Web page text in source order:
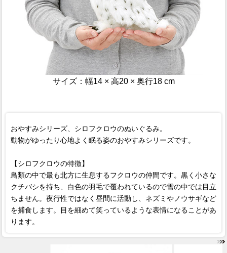
サイズ：幅14 × 高20 × 奥行18 cm
おやすみシリーズ、シロフクロウのぬいぐるみ。
動物がゆったり心地よく眠る姿のおやすみシリーズです。
【シロフクロウの特徴】
鳥類の中で最も北方に生息するフクロウの仲間です。黒く小さな
クチバシを持ち、白色の羽毛で覆われているので雪の中では目立
ちません。夜行性ではなく昼間に活動し、ネズミやノウサギなど
を捕食します。目を細めて笑っているような表情になることがあ
ります。